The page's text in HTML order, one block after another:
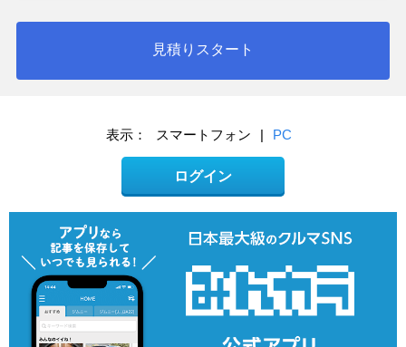
見積りスタート
表示： スマートフォン | PC
ログイン